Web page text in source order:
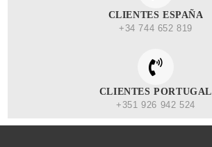
CLIENTES ESPAÑA
+34 744 652 819
CLIENTES PORTUGAL
+351 926 942 524